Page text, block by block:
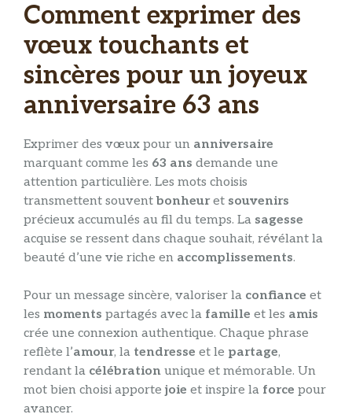
Comment exprimer des
vœux touchants et
sincères pour un joyeux
anniversaire 63 ans
Exprimer des vœux pour un anniversaire
marquant comme les 63 ans demande une
attention particulière. Les mots choisis
transmettent souventbonheuret souvenirs
précieux accumulés au fil du temps. La sagesse
acquise se ressent dans chaque souhait, révélant la
beauté d’une vie riche en accomplissements.
Pour un message sincère, valoriser la confiance et
les moments partagés avec la famille et les amis
crée une connexion authentique. Chaque phrase
reflète l’amour, la tendresse et le partage,
rendant la célébration unique et mémorable. Un
mot bien choisi apporte joie et inspire la force pour
avancer.